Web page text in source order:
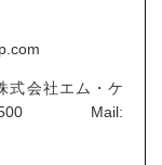
式会社エム・ケ
7500 Mail: